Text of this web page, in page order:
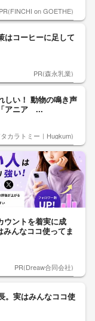
PR(FINCHI on GOETHE)
はコーヒーに足して
PR(森永乳業)
しい！ 動物の鳴き声
アニア ...
カラトミー｜Hugkum)
ウントを着実に成
みんなココ使ってま
PR(Dreaw合同会社)
。実はみんなココ使